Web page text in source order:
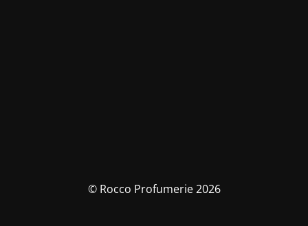
© Rocco Profumerie 2026